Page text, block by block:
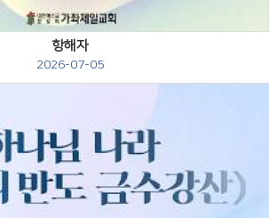
항해자
2026-07-05
Views